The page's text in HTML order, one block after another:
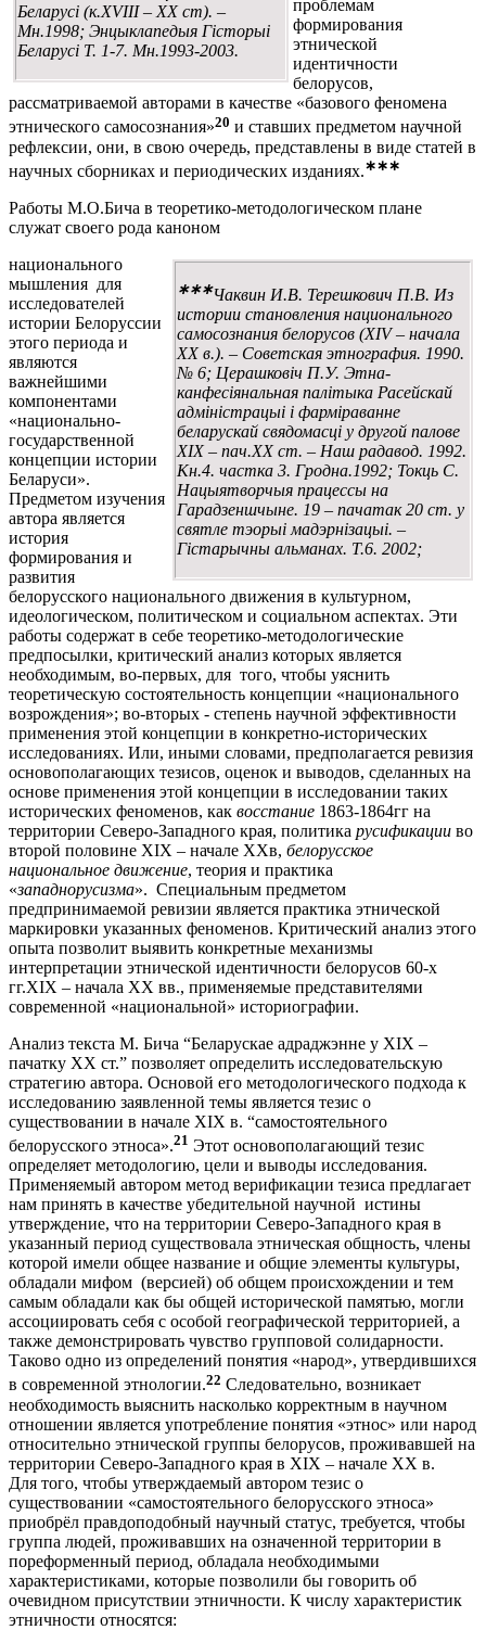
Беларусі (к.XVIII – XX ст). –
Мн.1998; Энцыклапедыя Гісторыі
Беларусі Т. 1-7. Мн.1993-2003.
проблемам
формирования
этнической
идентичности
белорусов,
рассматриваемой авторами в качестве «базового феномена
этнического самосознания»20 и ставших предметом научной
рефлексии, они, в свою очередь, представлены в виде статей в
научных сборниках и периодических изданиях.∗∗∗
Работы М.О.Бича в теоретико-методологическом плане
служат своего рода каноном
∗∗∗Чаквин И.В. Терешкович П.В. Из
истории становления национального
самосознания белорусов (XIV – начала
XX в.). – Советская этнография. 1990.
№ 6; Церашковіч П.У. Этна-
канфесіянальная палітыка Расейскай
адміністрацыі і фарміраванне
беларускай свядомасці у другой палове
XIX – пач.XX ст. – Наш радавод. 1992.
Кн.4. частка 3. Гродна.1992; Токць С.
Нацыятворчыя працессы на
Гарадзеншчыне. 19 – пачатак 20 ст. у
святле тэорыі мадэрнізацыі. –
Гістарычны альманах. Т.6. 2002;
национального
мышления для
исследователей
истории Белоруссии
этого периода и
являются
важнейшими
компонентами
«национально-
государственной
концепции истории
Беларуси».
Предметом изучения
автора является
история
формирования и
развития
белорусского национального движения в культурном,
идеологическом, политическом и социальном аспектах. Эти
работы содержат в себе теоретико-методологические
предпосылки, критический анализ которых является
необходимым, во-первых, для того, чтобы уяснить
теоретическую состоятельность концепции «национального
возрождения»; во-вторых - степень научной эффективности
применения этой концепции в конкретно-исторических
исследованиях. Или, иными словами, предполагается ревизия
основополагающих тезисов, оценок и выводов, сделанных на
основе применения этой концепции в исследовании таких
исторических феноменов, как восстание 1863-1864гг на
территории Северо-Западного края, политика русификации во
второй половине XIX – начале XXв, белорусское
национальное движение, теория и практика
«западнорусизма». Специальным предметом
предпринимаемой ревизии является практика этнической
маркировки указанных феноменов. Критический анализ этого
опыта позволит выявить конкретные механизмы
интерпретации этнической идентичности белорусов 60-х
гг.XIX – начала XX вв., применяемые представителями
современной «национальной» историографии.
Анализ текста М. Бича “Беларускае адраджэнне у XIX –
пачатку XX ст.” позволяет определить исследовательскую
стратегию автора. Основой его методологического подхода к
исследованию заявленной темы является тезис о
существовании в начале XIX в. “самостоятельного
белорусского этноса».21 Этот основополагающий тезис
определяет методологию, цели и выводы исследования.
Применяемый автором метод верификации тезиса предлагает
нам принять в качестве убедительной научной истины
утверждение, что на территории Северо-Западного края в
указанный период существовала этническая общность, члены
которой имели общее название и общие элементы культуры,
обладали мифом (версией) об общем происхождении и тем
самым обладали как бы общей исторической памятью, могли
ассоциировать себя с особой географической территорией, а
также демонстрировать чувство групповой солидарности.
Таково одно из определений понятия «народ», утвердившихся
в современной этнологии.22 Следовательно, возникает
необходимость выяснить насколько корректным в научном
отношении является употребление понятия «этнос» или народ
относительно этнической группы белорусов, проживавшей на
территории Северо-Западного края в XIX – начале XX в.
Для того, чтобы утверждаемый автором тезис о
существовании «самостоятельного белорусского этноса»
приобрёл правдоподобный научный статус, требуется, чтобы
группа людей, проживавших на означенной территории в
пореформенный период, обладала необходимыми
характеристиками, которые позволили бы говорить об
очевидном присутствии этничности. К числу характеристик
этничности относятся: